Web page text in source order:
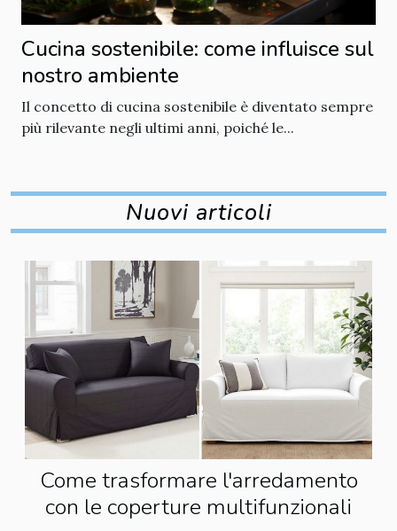
Cucina sostenibile: come influisce sul
nostro ambiente
Il concetto di cucina sostenibile è diventato sempre
più rilevante negli ultimi anni, poiché le...
Nuovi articoli
Come trasformare l'arredamento
con le coperture multifunzionali